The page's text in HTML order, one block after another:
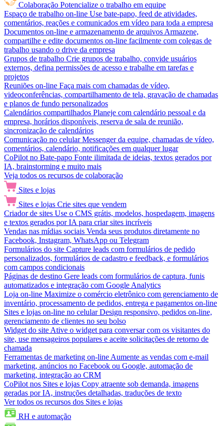
Colaboração Potencialize o trabalho em equipe
Espaço de trabalho on-line Use bate-papo, feed de atividades,
comentários, reações e comunicados em vídeo para toda a empresa
Documentos on-line e armazenamento de arquivos Armazene,
compartilhe e edite documentos on-line facilmente com colegas de
trabalho usando o drive da empresa
Grupos de trabalho Crie grupos de trabalho, convide usuários
externos, defina permissões de acesso e trabalhe em tarefas e
projetos
Reuniões on-line Faça mais com chamadas de vídeo,
videoconferências, compartilhamento de tela, gravação de chamadas
e planos de fundo personalizados
Calendários compartilhados Planeje com calendário pessoal e da
empresa, horários disponíveis, reserva de sala de reunião,
sincronização de calendários
Comunicação no celular Messenger da equipe, chamadas de vídeo,
comentários, calendário, notificações em qualquer lugar
CoPilot no Bate-papo Fonte ilimitada de ideias, textos gerados por
IA, brainstorming e muito mais
Veja todos os recursos de colaboração
Sites e lojas
Sites e lojas Crie sites que vendem
Criador de sites Use o CMS grátis, modelos, hospedagem, imagens
e textos gerados por IA para criar sites incríveis
Vendas nas mídias sociais Venda seus produtos diretamente no
Facebook, Instagram, WhatsApp ou Telegram
Formulários do site Capture leads com formulários de pedido
personalizados, formulários de cadastro e feedback, e formulários
com campos condicionais
Páginas de destino Gere leads com formulários de captura, funis
automatizados e integração com Google Analytics
Loja on-line Maximize o comércio eletrônico com gerenciamento de
inventário, processamento de pedidos, entrega e pagamentos on-line
Sites e lojas on-line no celular Design responsivo, pedidos on-line,
gerenciamento de clientes no seu bolso
Widget do site Ative o widget para conversar com os visitantes do
site, use mensageiros populares e aceite solicitações de retorno de
chamada
Ferramentas de marketing on-line Aumente as vendas com e-mail
marketing, anúncios no Facebook ou Google, automação de
marketing, integração ao CRM
CoPilot nos Sites e lojas Copy atraente sob demanda, imagens
geradas por IA, instruções detalhadas, traduções de texto
Ver todos os recursos dos Sites e lojas
RH e automação